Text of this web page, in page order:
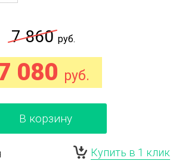
7 860руб.
080 руб.
В корзину
Купить в 1 клик